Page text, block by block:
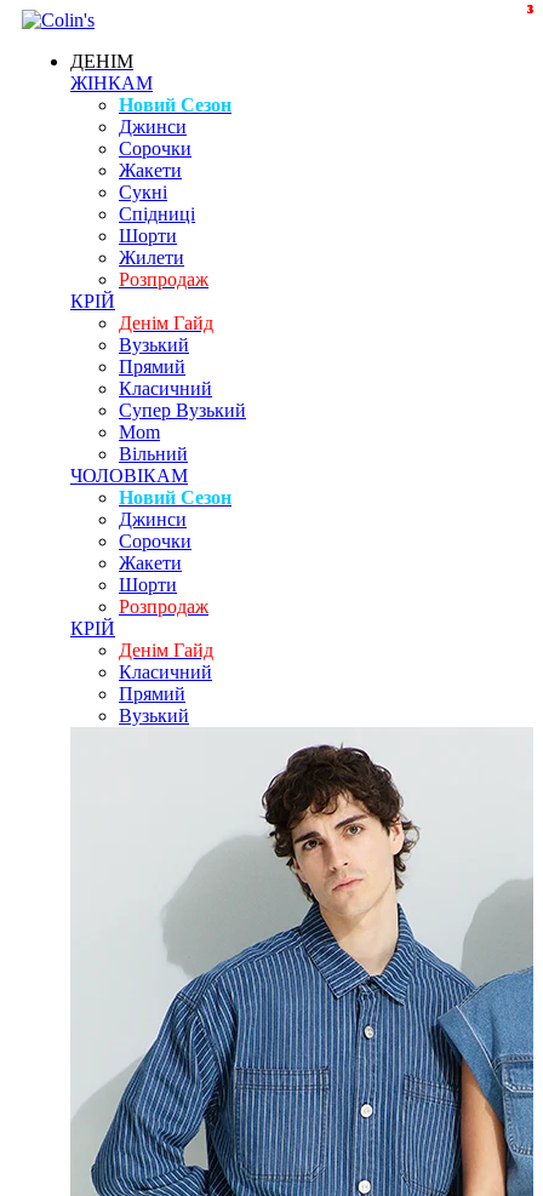
ДЕНІМ
ЖІНКАМ
Новий Сезон
Джинси
Сорочки
Жакети
Сукні
Спідниці
Шорти
Жилети
Розпродаж
КРІЙ
Денім Гайд
Вузький
Прямий
Класичний
Супер Вузький
Mom
Вільний
ЧОЛОВІКАМ
Новий Сезон
Джинси
Сорочки
Жакети
Шорти
Розпродаж
КРІЙ
Денім Гайд
Класичний
Прямий
Вузький
3
3
1
3